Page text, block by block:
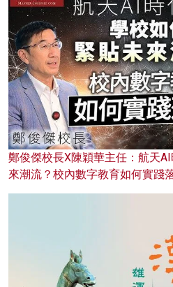
鄭俊傑校長X陳穎華主任：航天
來潮流？校內數字教育如何實踐